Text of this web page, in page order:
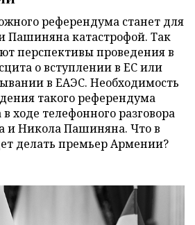
референдума станет для
Пашиняна катастрофой. Так
перспективы проведения в
о вступлении в ЕС или
в ЕАЭС. Необходимость
такого референдума
ходе телефонного разговора
и Никола Пашиняна. Что в
делать премьер Армении?